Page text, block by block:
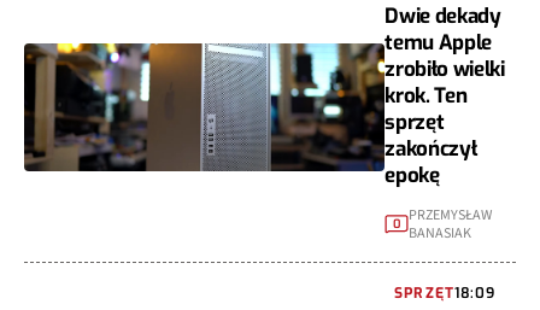
Dwie dekady
temu Apple
zrobiło wielki
krok. Ten
sprzęt
zakończył
epokę
0
PRZEMYSŁAW
BANASIAK
SPRZĘT18:09